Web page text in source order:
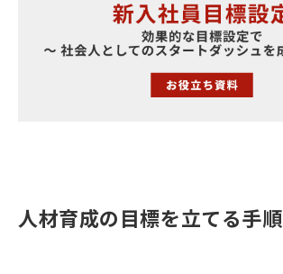
人材育成の目標を立てる手順